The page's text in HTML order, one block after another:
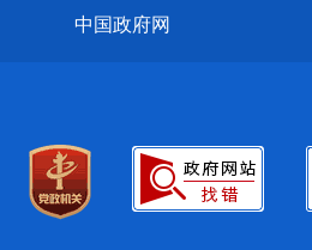
中国政府网